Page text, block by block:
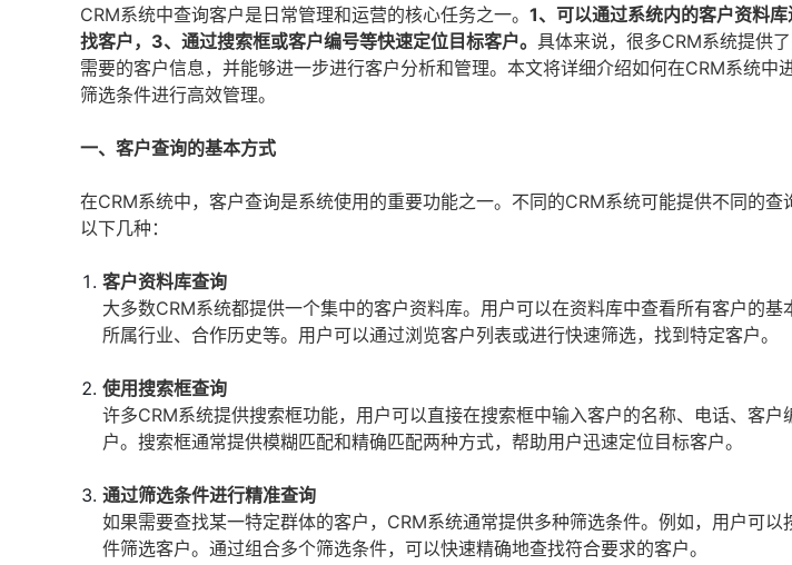
CRM系统中查询客户是日常管理和运营的核心任务之一。 1、可以通过系统内的客户资料
找客户，3、通过搜索框或客户编号等快速定位目标客户。 具体来说，很多CRM系统提供
需要的客户信息，并能够进一步进行客户分析和管理。本文将详细介绍如何在CRM系统中
筛选条件进行高效管理。
一、客户查询的基本方式
在CRM系统中，客户查询是系统使用的重要功能之一。不同的CRM系统可能提供不同的
以下几种：
客户资料库查询
大多数CRM系统都提供一个集中的客户资料库。用户可以在资料库中查看所有客户的基
所属行业、合作历史等。用户可以通过浏览客户列表或进行快速筛选，找到特定客户。
使用搜索框查询
许多CRM系统提供搜索框功能，用户可以直接在搜索框中输入客户的名称、电话、客
户。搜索框通常提供模糊匹配和精确匹配两种方式，帮助用户迅速定位目标客户。
通过筛选条件进行精准查询
如果需要查找某一特定群体的客户，CRM系统通常提供多种筛选条件。例如，用户可
件筛选客户。通过组合多个筛选条件，可以快速精确地查找符合要求的客户。